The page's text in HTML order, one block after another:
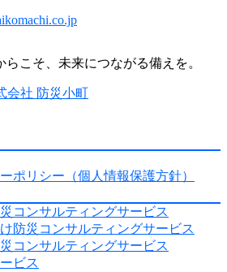
らこそ、未来につながる備えを。
ポリシー（個人情報保護方針）
コンサルティングサービス
防災コンサルティングサービス
コンサルティングサービス
ビス